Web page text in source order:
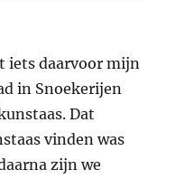
iets daarvoor mijn
in Snoekerijen
Dat
vinden was
zijn we